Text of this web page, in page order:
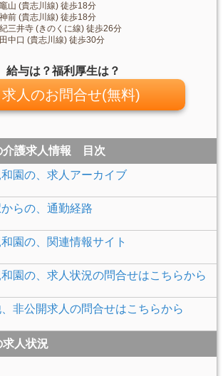
竈山 (貴志川線) 徒歩18分
神前 (貴志川線) 徒歩18分
紀三井寺 (きのくに線) 徒歩26分
田中口 (貴志川線) 徒歩30分
給与は？福利厚生は？
求人のお問合せ(無料)
介護求人情報 目次
園の、求人アーカイブ
らの、通勤経路
園の、関連情報サイト
園の、求人状況の問合せはこちらから
非公開求人の問合せはこちらから
人状況